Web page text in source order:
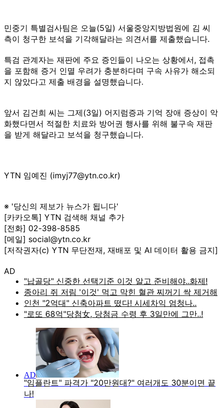
민중기 특별검사팀은 오늘(5일) 서울중앙지방법원에 김 씨
측이 청구한 보석을 기각해달라는 의견서를 제출했습니다.
특검 관계자는 재판에 주요 증인들이 나오는 상황에서, 접촉
을 포함해 증거 인멸 우려가 충분하다며 구속 사유가 해소되
지 않았다고 제출 배경을 설명했습니다.
앞서 김건희 씨는 그제(3일) 어지럼증과 기억 장애 증상이 악
화했다면서 적절한 치료와 방어권 행사를 위해 불구속 재판
을 받게 해달라고 보석을 청구했습니다.
YTN 임예진 (imyj77@ytn.co.kr)
※ '당신의 제보가 뉴스가 됩니다'
[카카오톡] YTN 검색해 채널 추가
[전화] 02-398-8585
[메일] social@ytn.co.kr
[저작권자(c) YTN 무단전재, 재배포 및 AI 데이터 활용 금지]
AD